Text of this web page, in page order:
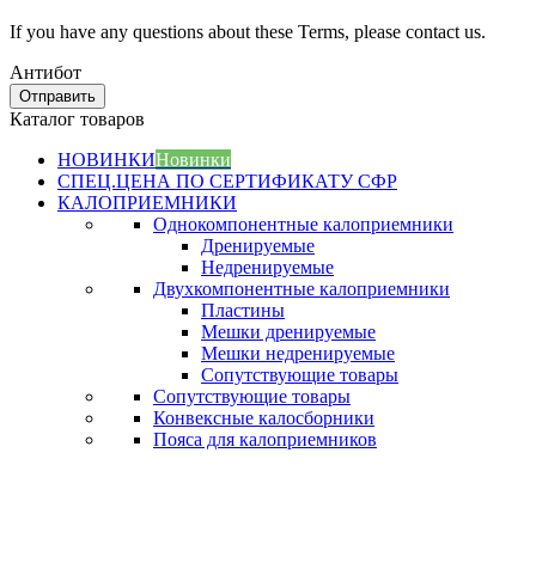
If you have any questions about these Terms, please contact us.
Антибот
Отправить
Каталог товаров
НОВИНКИНовинки
СПЕЦ.ЦЕНА ПО СЕРТИФИКАТУ СФР
КАЛОПРИЕМНИКИ
Однокомпонентные калоприемники
Дренируемые
Недренируемые
Двухкомпонентные калоприемники
Пластины
Мешки дренируемые
Мешки недренируемые
Сопутствующие товары
Сопутствующие товары
Конвексные калосборники
Пояса для калоприемников